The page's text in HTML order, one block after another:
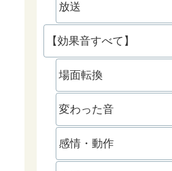
放送
【効果音すべて】
場面転換
変わった音
感情・動作